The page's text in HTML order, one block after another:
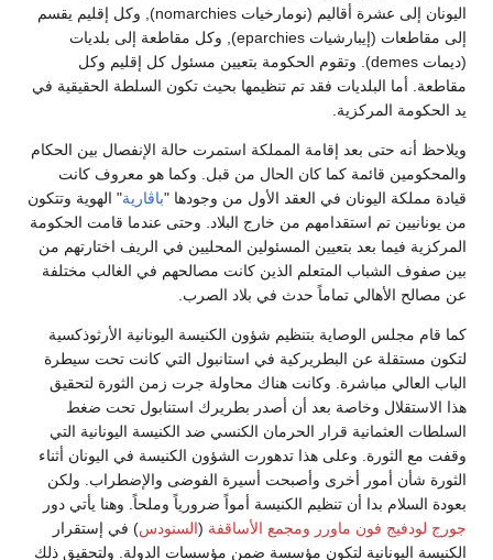
اليونان إلى عشرة أقاليم (نومارخيات nomarchies), وكل إقليم يقسم
إلى مقاطعات (إيبارشيات eparchies), وكل مقاطعة إلى بلديات
(ديمات demes). وتقوم الحكومة بتعيين مسئول كل إقليم وكل
مقاطعة. أما البلديات فقد تم تنظيمها بحيث تكون السلطة الحقيقية في
يد الحكومة المركزية.
ويلاحظ أنه حتى بعد إقامة المملكة استمرت حالة الإنفصال بين الحكام
والمحكومين قائمة كما كان الحال من قبل. وكما هو معروف كانت
قيادة مملكة اليونان في العقد الأول من وجودها "باڤارية" الهوية وتتكون
من يونانيين تم استقدامهم من خارج البلاد. وحتى عندما قامت الحكومة
المركزية فيما بعد بتعيين المسئولين المحليين في الريف اختارتهم من
بين صفوف الشباب المتعلم الذين كانت مصالحهم في الغالب مختلفة
عن مصالح الأهالي تماماً حدث في بلاد الصرب.
كما قام مجلس الوصاية بتنظيم شؤون الكنيسة اليونانية الأرثوذكسية
لتكون مستقلة عن البطريركية في استانبول التي كانت تحت سيطرة
الباب العالي مباشرة. وكانت هناك محاولة جرت زمن الثورة لتحقيق
هذا الاستقلال وخاصة بعد أن أصدر بطريرك استنابول تحت ضغط
السلطات العثمانية قرار الحرمان الكنسي ضد الكنيسة اليونانية التي
وقفت مع الثورة. وعلى هذا تدهورت الشؤون الكنيسة في اليونان أثناء
الثورة شأن أمور أخرى وأصبحت أسيرة الفوضى والإضطراب. ولكن
بعودة السلام بدا أن تنظيم الكنيسة أمواً ضرورياً وملحاً. وهنا يأتي دور
جورج لودفيج فون ماورر ومجمع الأساقفة (السنودس) في إستقرار
الكنيسة اليونانية لتكون مؤسسة ضمن مؤسسات الدولة. ولتحقيق ذلك